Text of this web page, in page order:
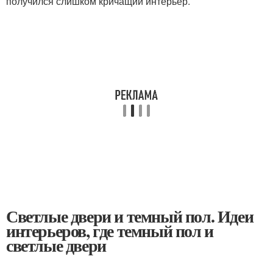
Светлые двери и темный пол. Идеи
интерьеров, где темный пол и
светлые двери